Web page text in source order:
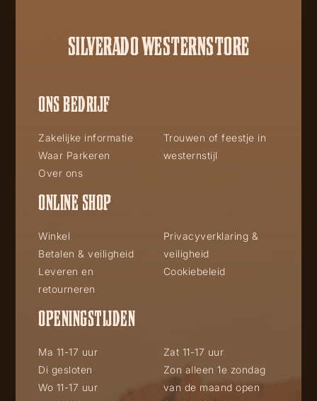
SILVERADO WESTERNSTORE
ONS BEDRIJF
Zakelijke informatie
Waar Parkeren
Over ons
Trouwen of feestje in
westernstijl
ONLINE SHOP
Winkel
Betalen & veiligheid
Leveren en
retourneren
Privacyverklaring &
veiligheid
Cookiebeleid
OPENINGSTIJDEN
Ma 11-17 uur
Di gesloten
Wo 11-17 uur
Zat 11-17 uur
Zon alleen 1e zondag
van de maand open